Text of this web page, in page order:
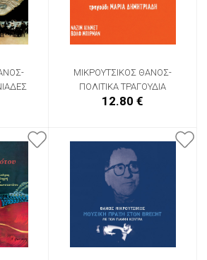
ΜΙΚΡΟΥΤΣΙΚΟΣ ΘΑΝΟΣ-
ΠΟΛΙΤΙΚΑ ΤΡΑΓΟΥΔΙΑ
12.80 €